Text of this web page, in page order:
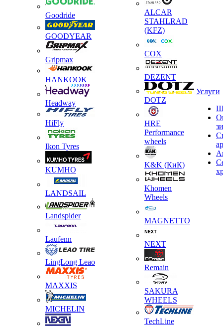
Goodride
GOODYEAR
Gripmax
HANKOOK
Headway
HiFly
Ikon Tyres
KUMHO
LANDSAIL
Landspider
Laufenn
LingLong Leao
MAXXIS
MICHELIN
ALCAR
STAHLRAD
(KFZ)
COX
DEZENT
DOTZ
HRE
Performance
wheels
K&K (КиК)
Khomen
Wheels
MAGNETTO
NEXT
Remain
SAKURA
WHEELS
TechLine
Услуги